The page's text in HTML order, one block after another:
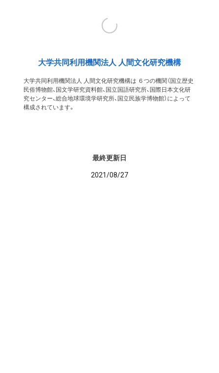
大学共同利用機関法人 人間文化研究機構
大学共同利用機関法人 人間文化研究機構は ６つの機関（国立歴史
民俗博物館、国文学研究資料館、国立国語研究所、国際日本文化研
究センター、総合地球環境学研究所、国立民族学博物館）によって
構成されています。
最終更新日
2021/08/27